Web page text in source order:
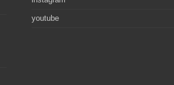
youtube